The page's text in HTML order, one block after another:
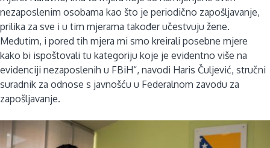
nezaposlenim osobama kao što je periodično zapošljavanje,
prilika za sve i u tim mjerama također učestvuju žene.
Međutim, i pored tih mjera mi smo kreirali posebne mjere
kako bi ispoštovali tu kategoriju koje je evidentno više na
evidenciji nezaposlenih u FBiH“, navodi Haris Čuljević, stručni
suradnik za odnose s javnošću u Federalnom zavodu za
zapošljavanje.